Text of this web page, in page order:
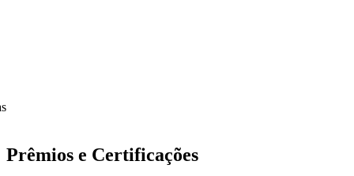
Prêmios e Certificações